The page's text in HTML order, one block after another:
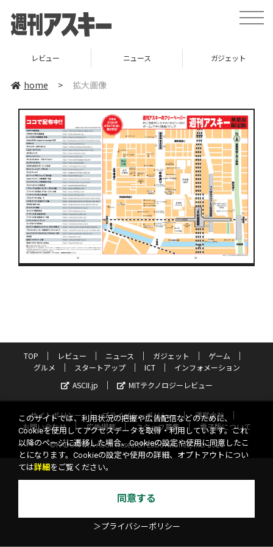
toggle
レビュー ニュース ガジェット
home > 拡大画像
TOP レビュー ニュース ガジェット
ゲーム
グルメ
スタートアップ ICT
インフォメーション
ASCII.jp
MITテクノロジーレビュー
サイトポリシー プライバシーポリシー
運営会社
お問い合わせ
広告掲載 スタッフ募集
電子版について
©KADOKAWA ASCII Research Laboratories, Inc. 2026
このサイトでは、利用状況の把握や広告配信などのために、
Cookieを使用してアクセスデータを取得・利用しています。これ
以降のページに遷移した場合、Cookieの設定や使用に同意したこ
とになります。Cookieの設定や使用の詳細、オプトアウトについ
ては詳細 をご覧ください。
同意する
＞プライバシーポリシー